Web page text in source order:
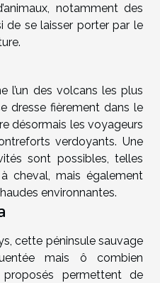
notamment des
de se laisser porter par le
l’un des volcans les plus
dresse fièrement dans le
désormais les voyageurs
verdoyants. Une
sont possibles, telles
cheval, mais également
environnantes.
cette péninsule sauvage
mais ô combien
permettent de